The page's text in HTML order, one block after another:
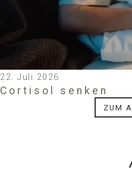
22. Juli 2026
Cortisol senken
ZUM